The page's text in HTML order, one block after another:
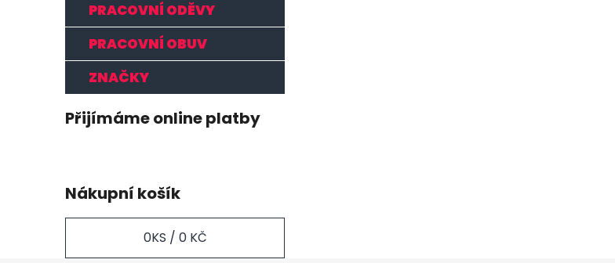
PRACOVNÍ ODĚVY
PRACOVNÍ OBUV
ZNAČKY
Přijímáme online platby
Nákupní košík
0KS / 0 KČ